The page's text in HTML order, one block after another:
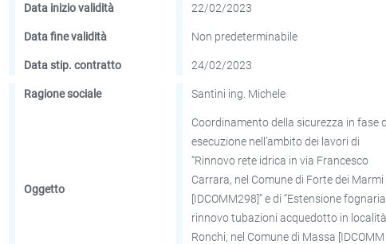
Data inizio validità 22/02/2023
Data fine validità Non predeterminabile
Data stip. contratto 24/02/2023
Ragione sociale Santini ing. Michele
Oggetto
Coordinamento della sicurezza in fase
esecuzione nell’ambito dei lavori di
“Rinnovo rete idrica in via Francesco
Carrara, nel Comune di Forte dei Marmi
[IDCOMM298]” e di “Estensione
rinnovo tubazioni acquedotto in
Ronchi, nel Comune di Massa [IDCOMM